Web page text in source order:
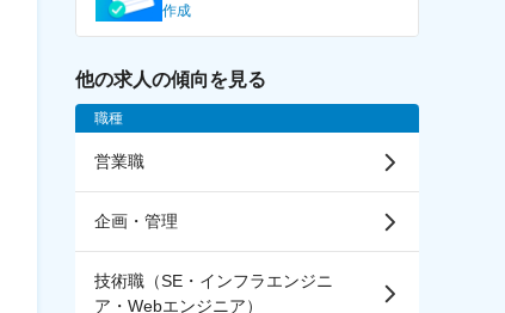
作成
他の求人の傾向を見る
職種
営業職
企画・管理
技術職（SE・インフラエンジニ
ア・Webエンジニア）